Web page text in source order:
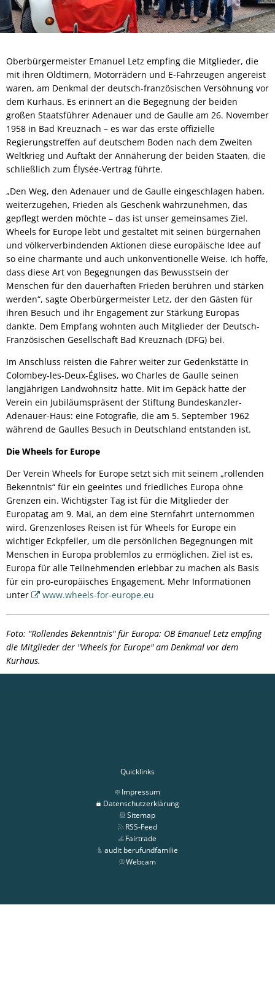
Oberbürgermeister Emanuel Letz empfing die Mitglieder, die
mit ihren Oldtimern, Motorrädern und E-Fahrzeugen angereist
waren, am Denkmal der deutsch-französischen Versöhnung vor
dem Kurhaus. Es erinnert an die Begegnung der beiden
großen Staatsführer Adenauer und de Gaulle am 26. November
1958 in Bad Kreuznach – es war das erste offizielle
Regierungstreffen auf deutschem Boden nach dem Zweiten
Weltkrieg und Auftakt der Annäherung der beiden Staaten, die
schließlich zum Élysée-Vertrag führte.
„Den Weg, den Adenauer und de Gaulle eingeschlagen haben,
weiterzugehen, Frieden als Geschenk wahrzunehmen, das
gepflegt werden möchte – das ist unser gemeinsames Ziel.
Wheels for Europe lebt und gestaltet mit seinen bürgernahen
und völkerverbindenden Aktionen diese europäische Idee auf
so eine charmante und auch unkonventionelle Weise. Ich hoffe,
dass diese Art von Begegnungen das Bewusstsein der
Menschen für den dauerhaften Frieden berühren und stärken
werden“, sagte Oberbürgermeister Letz, der den Gästen für
ihren Besuch und ihr Engagement zur Stärkung Europas
dankte. Dem Empfang wohnten auch Mitglieder der Deutsch-
Französischen Gesellschaft Bad Kreuznach (DFG) bei.
Im Anschluss reisten die Fahrer weiter zur Gedenkstätte in
Colombey-les-Deux-Églises, wo Charles de Gaulle seinen
langjährigen Landwohnsitz hatte. Mit im Gepäck hatte der
Verein ein Jubiläumspräsent der Stiftung Bundeskanzler-
Adenauer-Haus: eine Fotografie, die am 5. September 1962
während de Gaulles Besuch in Deutschland entstanden ist.
Die Wheels for Europe
Der Verein Wheels for Europe setzt sich mit seinem „rollenden
Bekenntnis“ für ein geeintes und friedliches Europa ohne
Grenzen ein. Wichtigster Tag ist für die Mitglieder der
Europatag am 9. Mai, an dem eine Sternfahrt unternommen
wird. Grenzenloses Reisen ist für Wheels for Europe ein
wichtiger Eckpfeiler, um die persönlichen Begegnungen mit
Menschen in Europa problemlos zu ermöglichen. Ziel ist es,
Europa für alle Teilnehmenden erlebbar zu machen als Basis
für ein pro-europäisches Engagement. Mehr Informationen
unter
www.wheels-for-europe.eu
Foto: "Rollendes Bekenntnis" für Europa: OB Emanuel Letz empfing
die Mitglieder der "Wheels for Europe" am Denkmal vor dem
Kurhaus.
Quicklinks
Impressum
Datenschutzerklärung
Sitemap
RSS-Feed
Fairtrade
audit berufundfamilie
Webcam